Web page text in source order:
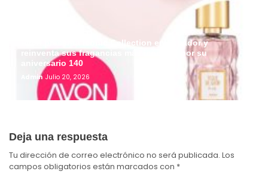
Avon presenta Iconic Collection en Ecuador y
reinventa sus fragancias más icónicas por su
aniversario 140
Admin Julio 20, 2026
Deja una respuesta
Tu dirección de correo electrónico no será publicada. Los
campos obligatorios están marcados con *